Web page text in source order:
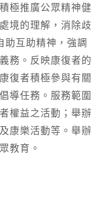
極推廣公眾精神健
境的理解，消除歧
助互助精神，強調
務。反映康復者的
復者積極參與有關
導任務。服務範圍
權益之活動；舉辦
康樂活動等。舉辦
教育。